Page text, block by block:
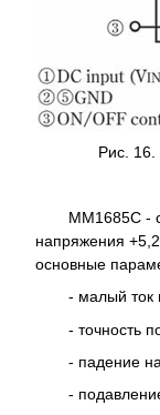
Рис. 16.
MM1685C -
напряжения
основные
- малый ток
- точность
- падение
-